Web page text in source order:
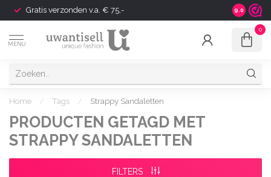
Gratis verzonden v.a. € 75,- Shipping
9.0
MENU
0
Home / Tags / Strappy Sandaletten
PRODUCTEN GETAGD MET
STRAPPY SANDALETTEN
FILTERS